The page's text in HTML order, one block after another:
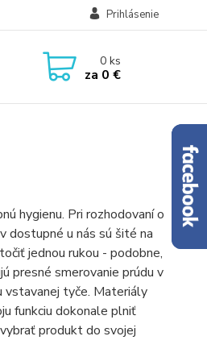
Prihlásenie
0ks
za 0 €
hygienu. Pri rozhodovaní o
dostupné u nás sú šité na
jednou rukou - podobne,
presné smerovanie prúdu v
vstavanej tyče. Materiály
funkciu dokonale plniť
produkt do svojej